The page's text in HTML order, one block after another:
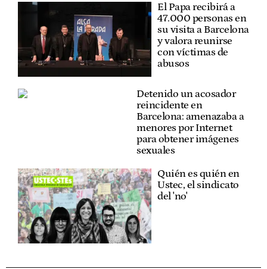
El Papa recibirá a
47.000 personas en
su visita a Barcelona
y valora reunirse
con víctimas de
abusos
Detenido un acosador
reincidente en
Barcelona: amenazaba a
menores por Internet
para obtener imágenes
sexuales
Quién es quién en
Ustec, el sindicato
del 'no'